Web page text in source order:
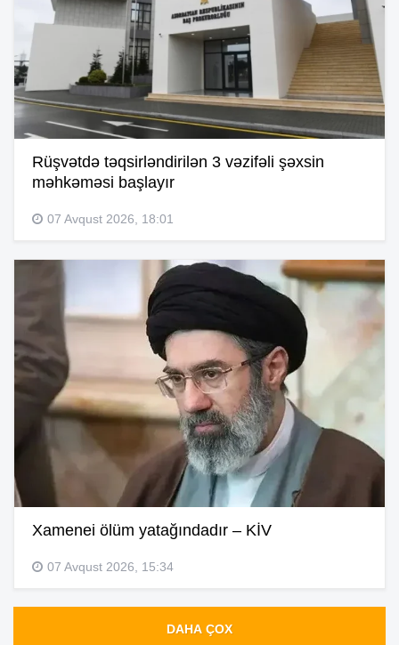
Rüşvətdə təqsirləndirilən 3 vəzifəli şəxsin
məhkəməsi başlayır
07 Avqust 2026, 18:01
Xamenei ölüm yatağındadır – KİV
07 Avqust 2026, 15:34
DAHA ÇOX